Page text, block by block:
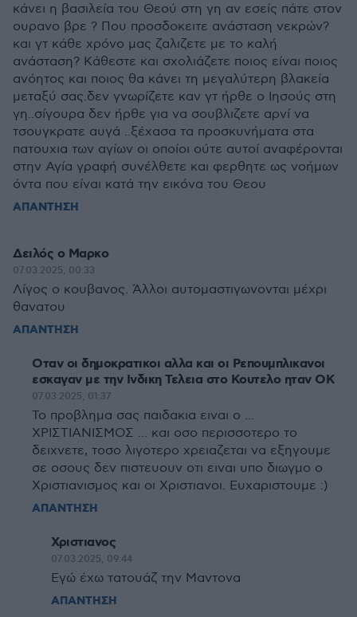
κάνει η βασιλεία του Θεού στη γη αν εσείς πάτε στον
ουρανο βρε ? Που προσδοκειτε ανάσταση νεκρών?
και γτ κάθε χρόνο μας ζαλιζετε με το καλή
ανάσταση? Κάθεστε και σχολιάζετε ποιος είναι ποιος
ανόητος και ποιος θα κάνει τη μεγαλύτερη βλακεία
μεταξύ σας.δεν γνωρίζετε καν γτ ήρθε ο Ιησούς στη
γη..σίγουρα δεν ήρθε για να σουβλιζετε αρνί να
τσουγκρατε αυγά ..ξέχασα τα προσκυνήματα στα
πατουχια των αγίων οι οποίοι ούτε αυτοί αναφέρονται
στην Αγία γραφή συνέλθετε και φερθητε ως νοήμων
όντα που είναι κατά την εικόνα του Θεου
ΑΠΑΝΤΗΣΗ
Δειλός ο Μαρκο
07.03.2025, 00:33
Λίγος ο κουβανος. Άλλοι αυτομαστιγωνονται μέχρι
θανατου
ΑΠΑΝΤΗΣΗ
Οταν οι δημοκρατικοι αλλα και οι Ρεπουμπλικανοι
εσκαγαν με την Ινδικη Τελεια στο Κουτελο ηταν ΟΚ
07.03.2025, 01:37
Το προβλημα σας παιδακια ειναι ο ...
ΧΡΙΣΤΙΑΝΙΣΜΟΣ ... και οσο περισσοτερο το
δειχνετε, τοσο λιγοτερο χρειαζεται να εξηγουμε
σε οσους δεν πιστευουν οτι ειναι υπο διωγμο ο
Χριστιανισμος και οι Χριστιανοι. Ευχαριστουμε :)
ΑΠΑΝΤΗΣΗ
Χριστιανος
07.03.2025, 09:44
Εγώ έχω τατουάζ την Μαντονα
ΑΠΑΝΤΗΣΗ